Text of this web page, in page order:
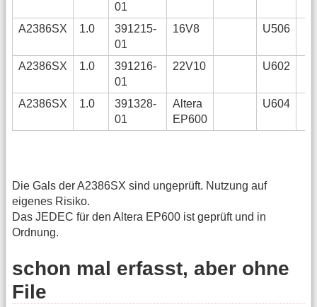
01
A2386SX 1.0
391215-
01
16V8 U506
A2386SX 1.0
391216-
01
22V10 U602
A2386SX 1.0
391328-
01
Altera
EP600
U604
Die Gals der A2386SX sind ungeprüft. Nutzung auf
eigenes Risiko.
Das JEDEC für den Altera EP600 ist geprüft und in
Ordnung.
schon mal erfasst, aber ohne
File